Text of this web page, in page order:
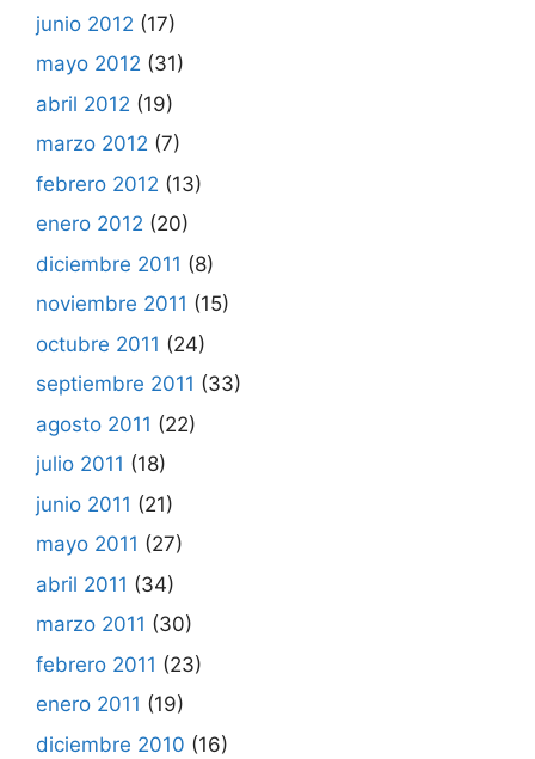
junio 2012 (17)
mayo 2012 (31)
abril 2012 (19)
marzo 2012 (7)
febrero 2012 (13)
enero 2012 (20)
diciembre 2011 (8)
noviembre 2011 (15)
octubre 2011 (24)
septiembre 2011 (33)
agosto 2011 (22)
julio 2011 (18)
junio 2011 (21)
mayo 2011 (27)
abril 2011 (34)
marzo 2011 (30)
febrero 2011 (23)
enero 2011 (19)
diciembre 2010 (16)